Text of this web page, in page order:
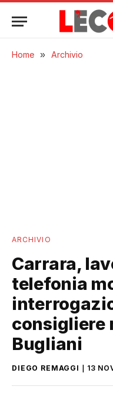
Home » Archivio
ARCHIVIO
Carrara,
telefonia
consigliere
Bugliani
DIEGO REMAGGI 13